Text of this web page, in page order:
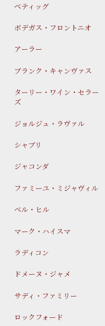
ベティッグ
ボデガス・フロントニオ
アーラー
ブランク・キャンヴァス
ターリー・ワイン・セラー
ズ
ジョルジュ・ラヴァル
シャブリ
ジャコンダ
ファミーユ・ミジャヴィル
ベル・ヒル
マーク・ハイスマ
ラディコン
ドメーヌ・ジャメ
サディ・ファミリー
ロックフォード